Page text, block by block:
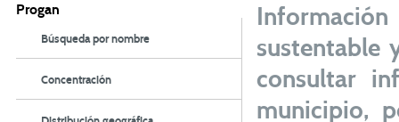
Progan
Búsqueda por nombre
Concentración
sustentable
consultar
municipio,